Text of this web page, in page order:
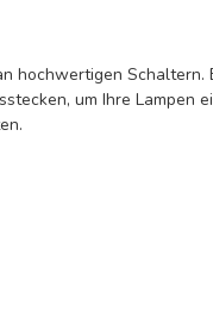
hochwertigen
um Ihre Lampen